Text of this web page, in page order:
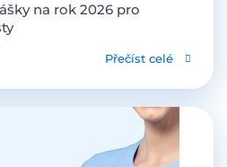
na rok 2026 pro
Přečíst celé